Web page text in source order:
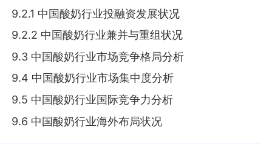
9.2.1 中国酸奶行业投融资发展状况
9.2.2 中国酸奶行业兼并与重组状况
9.3 中国酸奶行业市场竞争格局分析
9.4 中国酸奶行业市场集中度分析
9.5 中国酸奶行业国际竞争力分析
9.6 中国酸奶行业海外布局状况